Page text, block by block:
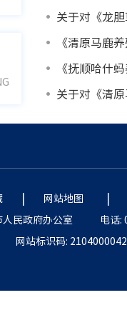
《清原马鹿
《抚顺哈什
| 网站地图 |
民政府办公室
电话:
网站标识码: 2104000042